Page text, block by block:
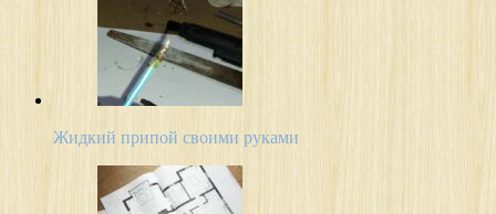
Жидкий припой своими руками